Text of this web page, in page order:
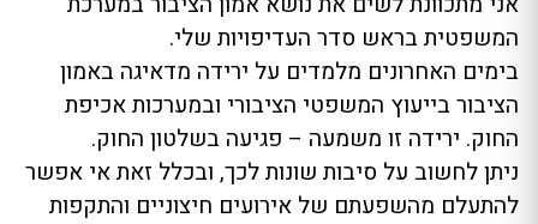
המשפטית בראש סדר העדיפויות שלי.
בימים האחרונים מלמדים על ירידה מדאיגה באמון
הציבור בייעוץ המשפטי הציבורי ובמערכות אכיפת
החוק. ירידה זו משמעה – פגיעה בשלטון החוק.
ניתן לחשוב על סיבות שונות לכך, ובכלל זאת אי אפשר
להתעלם מהשפעתם של אירועים חיצוניים והתקפות